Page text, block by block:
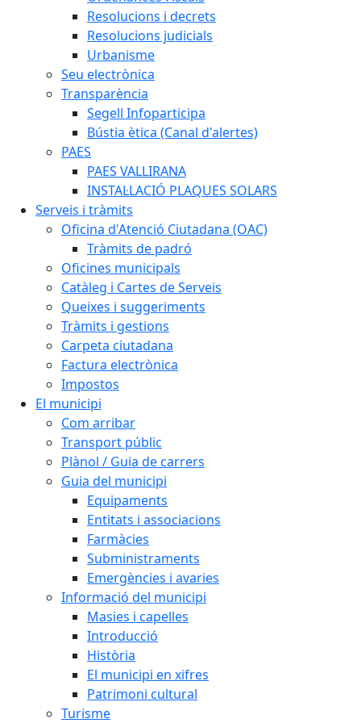
Resolucions i decrets
Resolucions judicials
Urbanisme
Seu electrònica
Transparència
Segell Infoparticipa
Bústia ètica (Canal d'alertes)
PAES
PAES VALLIRANA
INSTAL·LACIÓ PLAQUES SOLARS
Serveis i tràmits
Oficina d'Atenció Ciutadana (OAC)
Tràmits de padró
Oficines municipals
Catàleg i Cartes de Serveis
Queixes i suggeriments
Tràmits i gestions
Carpeta ciutadana
Factura electrònica
Impostos
El municipi
Com arribar
Transport públic
Plànol / Guia de carrers
Guia del municipi
Equipaments
Entitats i associacions
Farmàcies
Subministraments
Emergències i avaries
Informació del municipi
Masies i capelles
Introducció
Història
El municipi en xifres
Patrimoni cultural
Turisme